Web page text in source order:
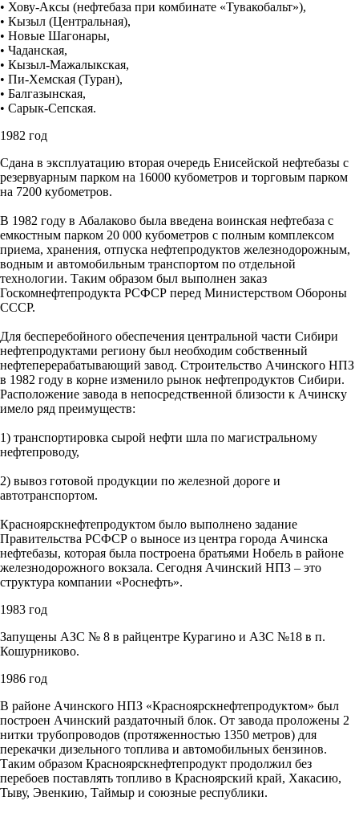
• Хову-Аксы (нефтебаза при комбинате «Тувакобальт»),
• Кызыл (Центральная),
• Новые Шагонары,
• Чаданская,
• Кызыл-Мажалыкская,
• Пи-Хемская (Туран),
• Балгазынская,
• Сарык-Сепская.
1982 год
Сдана в эксплуатацию вторая очередь Енисейской нефтебазы с
резервуарным парком на 16000 кубометров и торговым парком
на 7200 кубометров.
В 1982 году в Абалаково была введена воинская нефтебаза с
емкостным парком 20 000 кубометров с полным комплексом
приема, хранения, отпуска нефтепродуктов железнодорожным,
водным и автомобильным транспортом по отдельной
технологии. Таким образом был выполнен заказ
Госкомнефтепродукта РСФСР перед Министерством Обороны
СССР.
Для бесперебойного обеспечения центральной части Сибири
нефтепродуктами региону был необходим собственный
нефтеперерабатывающий завод. Строительство Ачинского НПЗ
в 1982 году в корне изменило рынок нефтепродуктов Сибири.
Расположение завода в непосредственной близости к Ачинску
имело ряд преимуществ:
1) транспортировка сырой нефти шла по магистральному
нефтепроводу,
2) вывоз готовой продукции по железной дороге и
автотранспортом.
Красноярскнефтепродуктом было выполнено задание
Правительства РСФСР о выносе из центра города Ачинска
нефтебазы, которая была построена братьями Нобель в районе
железнодорожного вокзала. Сегодня Ачинский НПЗ – это
структура компании «Роснефть».
1983 год
Запущены АЗС № 8 в райцентре Курагино и АЗС №18 в п.
Кошурниково.
1986 год
В районе Ачинского НПЗ «Красноярскнефтепродуктом» был
построен Ачинский раздаточный блок. От завода проложены 2
нитки трубопроводов (протяженностью 1350 метров) для
перекачки дизельного топлива и автомобильных бензинов.
Таким образом Красноярскнефтепродукт продолжил без
перебоев поставлять топливо в Красноярский край, Хакасию,
Тыву, Эвенкию, Таймыр и союзные республики.